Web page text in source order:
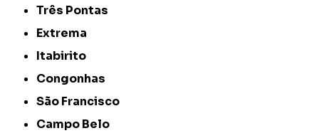
Três Pontas
Extrema
Itabirito
Congonhas
São Francisco
Campo Belo